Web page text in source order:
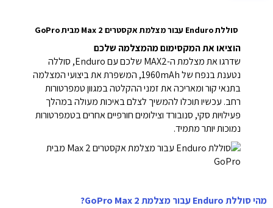
סוללת Enduro עבור מצלמת אקסטרים Max 2 מבית GoPro
הוציאו את המקסימום מהמצלמה שלכם
שדרגו את מצלמת ה-MAX2 שלכם עם Enduro, סוללה
נטענת בנפח של 1960mAh, המשפרת את ביצועי המצלמה
בתנאי קור ומאריכה את זמני ההקלטה במגוון טמפרטורות
רחב. עכשיו תוכלו להמשיך לצלם באיכות מעולה במהלך
פעילויות סקי, סנובורד וצילומים חורפיים אחרים בטמפרטורות
נמוכות יותר מתמיד.
מהי סוללת Enduro עבור מצלמת GoPro Max 2?